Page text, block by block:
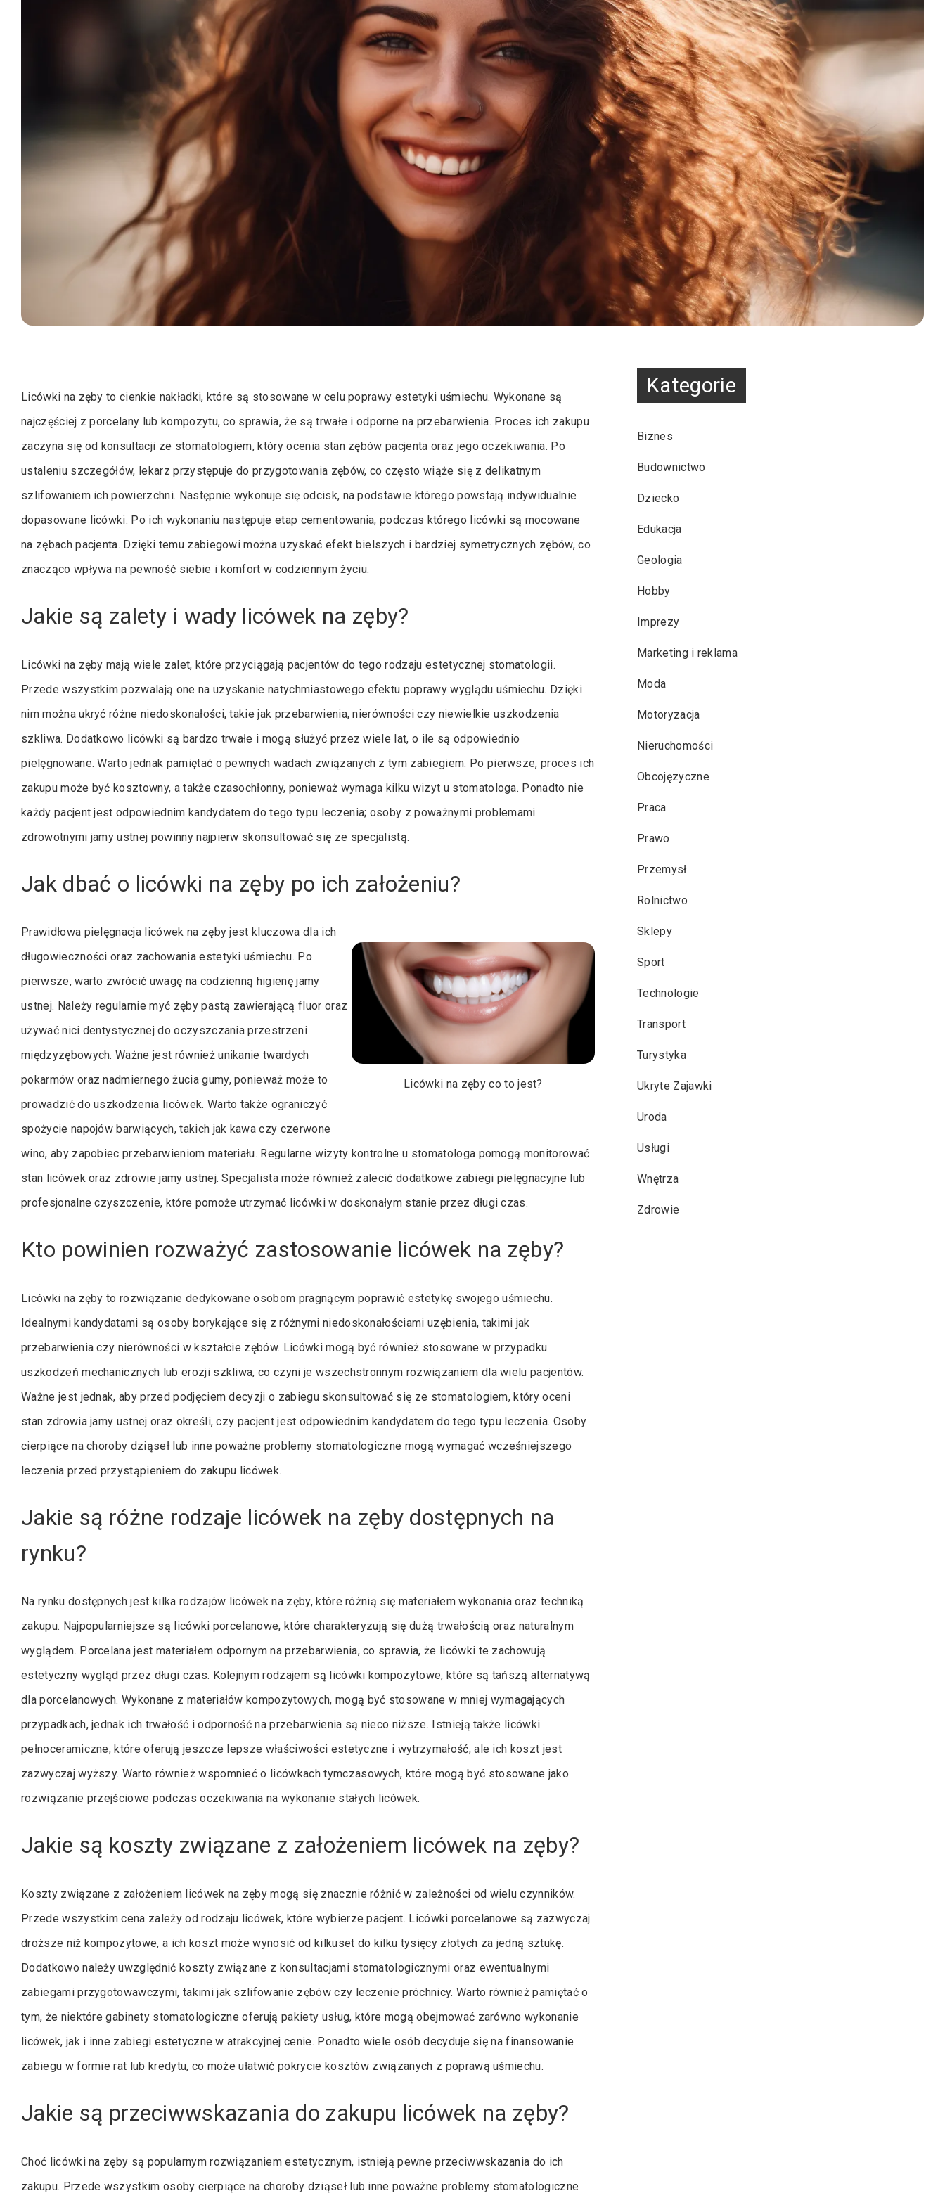
Licówki na zęby to cienkie nakładki, które są stosowane w celu poprawy estetyki uśmiechu. Wykonane są
najczęściej z porcelany lub kompozytu, co sprawia, że są trwałe i odporne na przebarwienia. Proces ich zakupu
zaczyna się od konsultacji ze stomatologiem, który ocenia stan zębów pacjenta oraz jego oczekiwania. Po
ustaleniu szczegółów, lekarz przystępuje do przygotowania zębów, co często wiąże się z delikatnym
szlifowaniem ich powierzchni. Następnie wykonuje się odcisk, na podstawie którego powstają indywidualnie
dopasowane licówki. Po ich wykonaniu następuje etap cementowania, podczas którego licówki są mocowane
na zębach pacjenta. Dzięki temu zabiegowi można uzyskać efekt bielszych i bardziej symetrycznych zębów, co
znacząco wpływa na pewność siebie i komfort w codziennym życiu.
Jakie są zalety i wady licówek na zęby?
Licówki na zęby mają wiele zalet, które przyciągają pacjentów do tego rodzaju estetycznej stomatologii.
Przede wszystkim pozwalają one na uzyskanie natychmiastowego efektu poprawy wyglądu uśmiechu. Dzięki
nim można ukryć różne niedoskonałości, takie jak przebarwienia, nierówności czy niewielkie uszkodzenia
szkliwa. Dodatkowo licówki są bardzo trwałe i mogą służyć przez wiele lat, o ile są odpowiednio
pielęgnowane. Warto jednak pamiętać o pewnych wadach związanych z tym zabiegiem. Po pierwsze, proces ich
zakupu może być kosztowny, a także czasochłonny, ponieważ wymaga kilku wizyt u stomatologa. Ponadto nie
każdy pacjent jest odpowiednim kandydatem do tego typu leczenia; osoby z poważnymi problemami
zdrowotnymi jamy ustnej powinny najpierw skonsultować się ze specjalistą.
Jak dbać o licówki na zęby po ich założeniu?
Licówki na zęby co to jest?
Prawidłowa pielęgnacja licówek na zęby jest kluczowa dla ich
długowieczności oraz zachowania estetyki uśmiechu. Po
pierwsze, warto zwrócić uwagę na codzienną higienę jamy
ustnej. Należy regularnie myć zęby pastą zawierającą fluor oraz
używać nici dentystycznej do oczyszczania przestrzeni
międzyzębowych. Ważne jest również unikanie twardych
pokarmów oraz nadmiernego żucia gumy, ponieważ może to
prowadzić do uszkodzenia licówek. Warto także ograniczyć
spożycie napojów barwiących, takich jak kawa czy czerwone
wino, aby zapobiec przebarwieniom materiału. Regularne wizyty kontrolne u stomatologa pomogą monitorować
stan licówek oraz zdrowie jamy ustnej. Specjalista może również zalecić dodatkowe zabiegi pielęgnacyjne lub
profesjonalne czyszczenie, które pomoże utrzymać licówki w doskonałym stanie przez długi czas.
Kto powinien rozważyć zastosowanie licówek na zęby?
Licówki na zęby to rozwiązanie dedykowane osobom pragnącym poprawić estetykę swojego uśmiechu.
Idealnymi kandydatami są osoby borykające się z różnymi niedoskonałościami uzębienia, takimi jak
przebarwienia czy nierówności w kształcie zębów. Licówki mogą być również stosowane w przypadku
uszkodzeń mechanicznych lub erozji szkliwa, co czyni je wszechstronnym rozwiązaniem dla wielu pacjentów.
Ważne jest jednak, aby przed podjęciem decyzji o zabiegu skonsultować się ze stomatologiem, który oceni
stan zdrowia jamy ustnej oraz określi, czy pacjent jest odpowiednim kandydatem do tego typu leczenia. Osoby
cierpiące na choroby dziąseł lub inne poważne problemy stomatologiczne mogą wymagać wcześniejszego
leczenia przed przystąpieniem do zakupu licówek.
Jakie są różne rodzaje licówek na zęby dostępnych na
rynku?
Na rynku dostępnych jest kilka rodzajów licówek na zęby, które różnią się materiałem wykonania oraz techniką
zakupu. Najpopularniejsze są licówki porcelanowe, które charakteryzują się dużą trwałością oraz naturalnym
wyglądem. Porcelana jest materiałem odpornym na przebarwienia, co sprawia, że licówki te zachowują
estetyczny wygląd przez długi czas. Kolejnym rodzajem są licówki kompozytowe, które są tańszą alternatywą
dla porcelanowych. Wykonane z materiałów kompozytowych, mogą być stosowane w mniej wymagających
przypadkach, jednak ich trwałość i odporność na przebarwienia są nieco niższe. Istnieją także licówki
pełnoceramiczne, które oferują jeszcze lepsze właściwości estetyczne i wytrzymałość, ale ich koszt jest
zazwyczaj wyższy. Warto również wspomnieć o licówkach tymczasowych, które mogą być stosowane jako
rozwiązanie przejściowe podczas oczekiwania na wykonanie stałych licówek.
Jakie są koszty związane z założeniem licówek na zęby?
Koszty związane z założeniem licówek na zęby mogą się znacznie różnić w zależności od wielu czynników.
Przede wszystkim cena zależy od rodzaju licówek, które wybierze pacjent. Licówki porcelanowe są zazwyczaj
droższe niż kompozytowe, a ich koszt może wynosić od kilkuset do kilku tysięcy złotych za jedną sztukę.
Dodatkowo należy uwzględnić koszty związane z konsultacjami stomatologicznymi oraz ewentualnymi
zabiegami przygotowawczymi, takimi jak szlifowanie zębów czy leczenie próchnicy. Warto również pamiętać o
tym, że niektóre gabinety stomatologiczne oferują pakiety usług, które mogą obejmować zarówno wykonanie
licówek, jak i inne zabiegi estetyczne w atrakcyjnej cenie. Ponadto wiele osób decyduje się na finansowanie
zabiegu w formie rat lub kredytu, co może ułatwić pokrycie kosztów związanych z poprawą uśmiechu.
Jakie są przeciwwskazania do zakupu licówek na zęby?
Choć licówki na zęby są popularnym rozwiązaniem estetycznym, istnieją pewne przeciwwskazania do ich
zakupu. Przede wszystkim osoby cierpiące na choroby dziąseł lub inne poważne problemy stomatologiczne
Kategorie
Biznes
Budownictwo
Dziecko
Edukacja
Geologia
Hobby
Imprezy
Marketing i reklama
Moda
Motoryzacja
Nieruchomości
Obcojęzyczne
Praca
Prawo
Przemysł
Rolnictwo
Sklepy
Sport
Technologie
Transport
Turystyka
Ukryte Zajawki
Uroda
Usługi
Wnętrza
Zdrowie